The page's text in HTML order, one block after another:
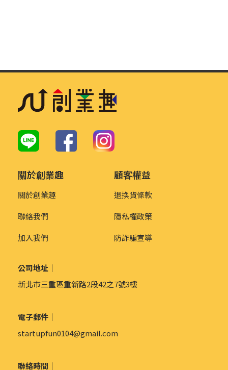
關於創業趣
關於創業趣
聯絡我們
加入我們
顧客權益
退換貨條款
隱私權政策
防詐騙宣導
公司地址｜
新北市三重區重新路2段42之7號3樓
電子郵件｜
startupfun0104@gmail.com
聯絡時間｜